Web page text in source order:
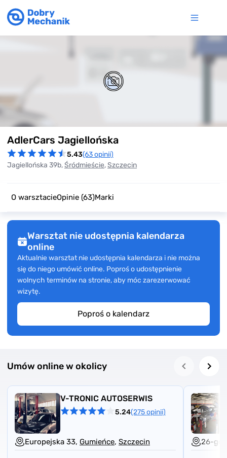
AdlerCars Jagiellońska
5.43(63 opinii)
Jagiellońska 39b,Śródmieście,Szczecin
O warsztacieOpinie (63)Marki
Warsztat nie udostępnia kalendarza
online
Aktualnie warsztat nie udostępnia kalendarza i nie można
się do niego umówić online. Poproś o udostępnienie
wolnych terminów na stronie, aby móc zarezerwować
wizytę.
Poproś o kalendarz
Umów online w okolicy
V-TRONIC AUTOSERWIS
5.24(275 opinii)
Europejska 33, Gumieńce, Szczecin 26-go